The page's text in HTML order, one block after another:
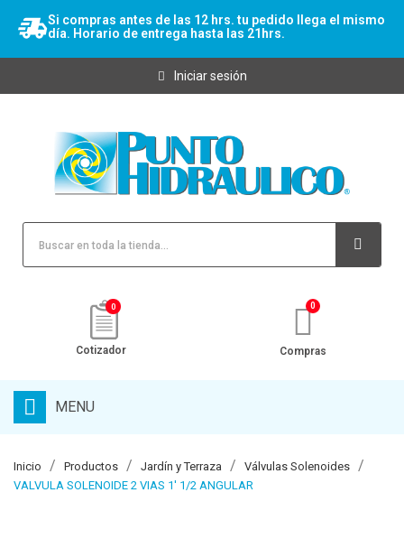
Si compras antes de las 12 hrs. tu pedido llega el mismo
día. Horario de entrega hasta las 21hrs.
Iniciar sesión
0
Cotizador Compras
MENU
Inicio Productos Jardín y Terraza
Válvulas Solenoides
VALVULA SOLENOIDE 2 VIAS 1' 1/2 ANGULAR